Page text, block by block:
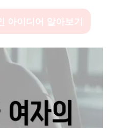
아이디어 알아보기